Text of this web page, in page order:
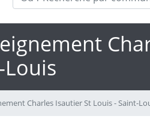
Charles Isautier St Louis - Saint-